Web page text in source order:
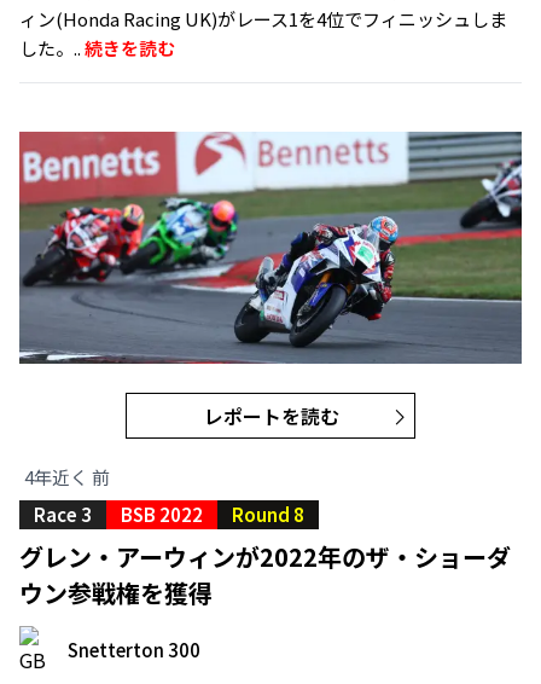
ィン(Honda Racing UK)がレース1を4位でフィニッシュしま
した。..続きを読む
レポートを読む
4年近く 前
Race 3
BSB 2022 Round 8
グレン・アーウィンが2022年のザ・ショーダ
ウン参戦権を獲得
Snetterton 300